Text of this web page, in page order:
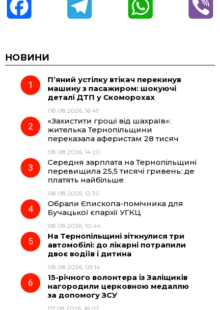
c
e
o
k
e
g
r
a
m
t
НОВИНИ
П’яний устілку втікач перекинув
машину з пасажиром: шокуючі
деталі ДТП у Скоморохах
08.08.2026, 16:49
«Захистити гроші від шахраїв»:
жителька Тернопільщини
переказала аферистам 28 тисяч
08.08.2026, 14:20
Середня зарплата на Тернопільщині
перевищила 25,5 тисячі гривень: де
платять найбільше
08.08.2026, 12:30
Обрали Єпископа-помічника для
Бучацької єпархії УГКЦ
08.08.2026, 10:44
На Тернопільщині зіткнулися три
автомобілі: до лікарні потрапили
двоє водіїв і дитина
08.08.2026, 09:14
15-річного волонтера із Заліщиків
нагородили церковною медаллю
за допомогу ЗСУ
07.08.2026, 18:07